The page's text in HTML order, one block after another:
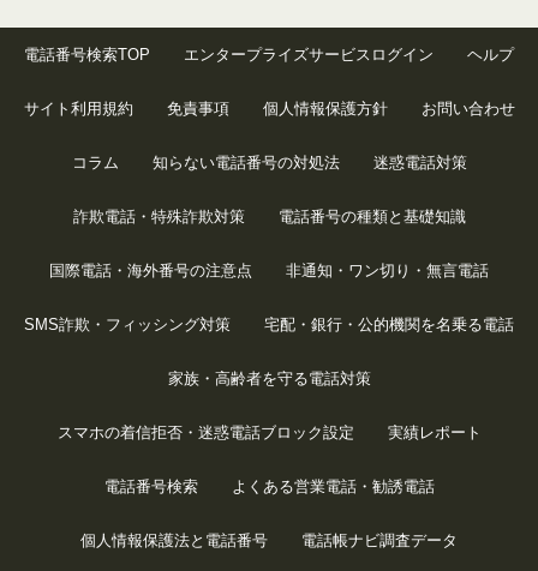
電話番号検索TOP エンタープライズサービスログイン ヘルプ
サイト利用規約 免責事項 個人情報保護方針 お問い合わせ
コラム 知らない電話番号の対処法 迷惑電話対策
詐欺電話・特殊詐欺対策 電話番号の種類と基礎知識
国際電話・海外番号の注意点 非通知・ワン切り・無言電話
SMS詐欺・フィッシング対策 宅配・銀行・公的機関を名乗る電話
家族・高齢者を守る電話対策
スマホの着信拒否・迷惑電話ブロック設定 実績レポート
電話番号検索 よくある営業電話・勧誘電話
個人情報保護法と電話番号 電話帳ナビ調査データ